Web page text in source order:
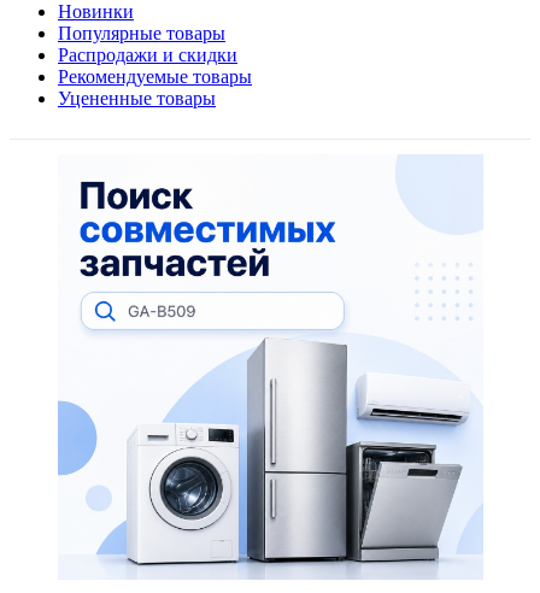
Новинки
Популярные товары
Распродажи и скидки
Рекомендуемые товары
Уцененные товары